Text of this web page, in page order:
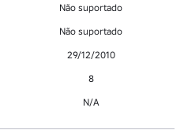
Não suportado
Não suportado
29/12/2010
8
N/A